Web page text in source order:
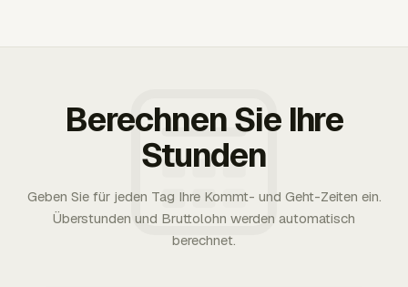
Berechnen Sie Ihre
Stunden
Geben Sie für jeden Tag Ihre Kommt- und Geht-Zeiten ein.
Überstunden und Bruttolohn werden automatisch
berechnet.